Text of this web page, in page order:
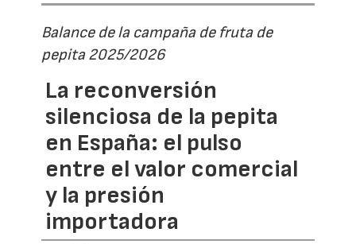
Balance de la campaña de fruta de
pepita 2025/2026
La reconversión
silenciosa de la pepita
en España: el pulso
entre el valor comercial
y la presión
importadora